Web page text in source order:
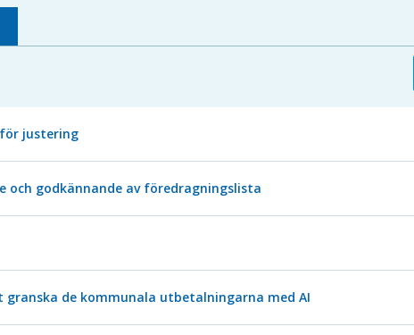
justering
och godkännande av föredragningslista
granska de kommunala utbetalningarna med AI